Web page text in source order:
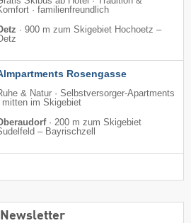
· familienfreundlich
· 900 m zum Skigebiet Hochoetz –
Rosengasse
& Natur · Selbstversorger-Apartments
mitten im Skigebiet
· 200 m zum Skigebiet
– Bayrischzell